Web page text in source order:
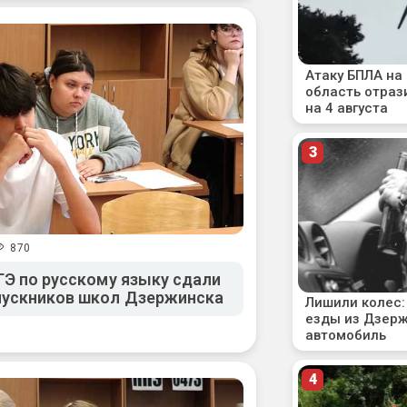
870
по русскому языку сдали
школ Дзержинска